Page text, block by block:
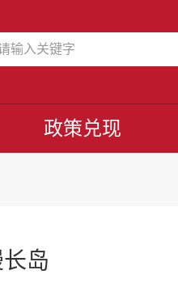
政策兑现
岛